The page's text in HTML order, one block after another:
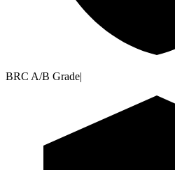
BRC A/B Grade|